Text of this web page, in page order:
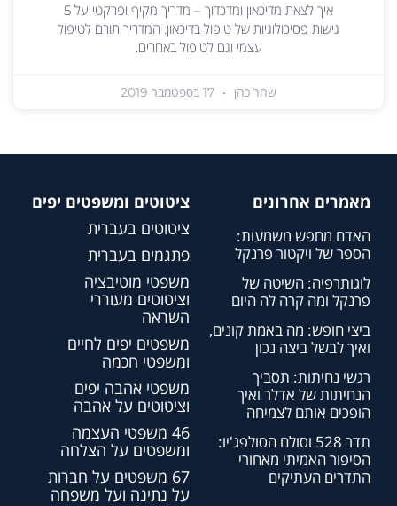
איך לצאת מדיכאון ומדכדוך – מדריך מקיף ופרקטי על 5
גישות פסיכולוגיות של טיפול בדיכאון. המדריך תורם לטיפול
עצמי וגם לטיפול באחרים.
שחר כהן
מאמרים אחרונים
האדם מחפש משמעות:
הספר של ויקטור פרנקל
לוגותרפיה: השיטה של
פרנקל ומה קרה לה היום
ביצי חופש: מה באמת קונים,
ואיך לבשל ביצה נכון
רגשי נחיתות: תסביך
הנחיתות של אדלר ואיך
הופכים אותם לצמיחה
תדר 528 וסולם הסולפג'יו:
הסיפור האמיתי מאחורי
התדרים העתיקים
ציטוטים ומשפטים יפים
ציטוטים בעברית
פתגמים בעברית
משפטי מוטיבציה
וציטוטים מעוררי
השראה
משפטים יפים לחיים
ומשפטי חכמה
משפטי אהבה יפים
וציטוטים על אהבה
46 משפטי העצמה
ומשפטים על הצלחה
67 משפטים על חברות
על נתינה ועל משפחה